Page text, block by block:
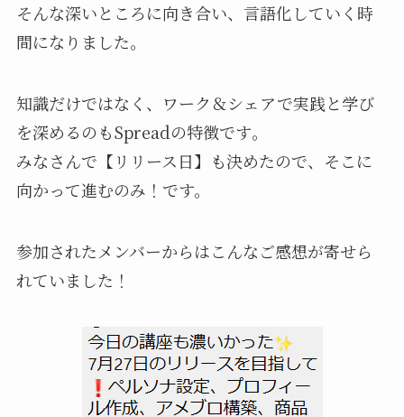
そんな深いところに向き合い、言語化していく時
間になりました。
知識だけではなく、ワーク＆シェアで実践と学び
を深めるのもSpreadの特徴です。
みなさんで【リリース日】も決めたので、そこに
向かって進むのみ！です。
参加されたメンバーからはこんなご感想が寄せら
れていました！